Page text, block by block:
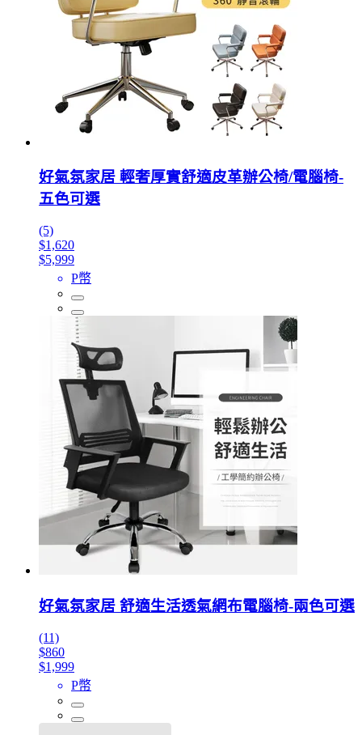
好氣氛家居 輕奢厚實舒適皮革辦公椅/電腦椅-
五色可選
(5)
$1,620
$5,999
P幣
好氣氛家居 舒適生活透氣網布電腦椅-兩色可選
(11)
$860
$1,999
P幣